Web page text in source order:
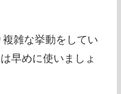
複雑な挙動をしてい
早めに使いましょ